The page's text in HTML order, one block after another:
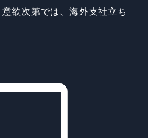
欲次第では、海外支社立ち